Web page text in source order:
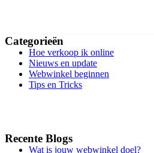
Categorieën
Hoe verkoop ik online
Nieuws en update
Webwinkel beginnen
Tips en Tricks
Recente Blogs
Wat is jouw webwinkel doel?